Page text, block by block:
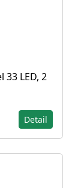
33 LED, 2
Detail